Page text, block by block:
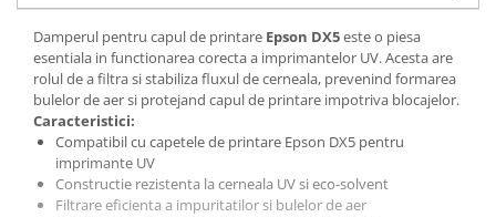
Damperul pentru capul de printare Epson DX5este o piesa
esentiala in functionarea corecta a imprimantelor UV. Acesta are
rolul de a filtra si stabiliza fluxul de cerneala, prevenind formarea
bulelor de aer si protejand capul de printare impotriva blocajelor.
Caracteristici:
Compatibil cu capetele de printare Epson DX5 pentru
imprimante UV
Constructie rezistenta la cerneala UV si eco-solvent
Filtrare eficienta a impuritatilor si bulelor de aer